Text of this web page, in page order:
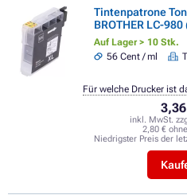
Tintenpatrone
BROTHER LC-
Auf Lager > 10 Stk.
56 Cent / ml
inkl. MwSt.
2,80 €
Niedrigster Preis der
Für welche Drucker ist